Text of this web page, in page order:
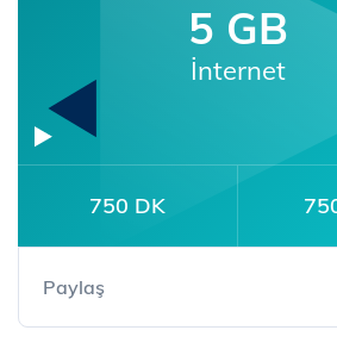
5 GB
İnternet
750 DK
Paylaş